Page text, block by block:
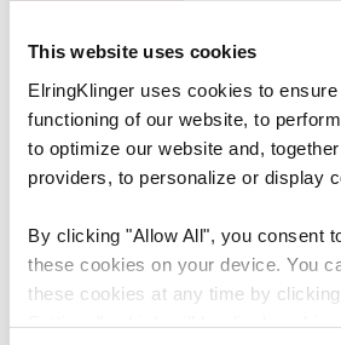
This website uses cookies
ElringKlinger uses cookies to
functioning of our website, to
to optimize our website and,
providers, to personalize or display
By clicking "Allow All" , you consent
these cookies on your device. You
these cookies at any time by
Turquie
Ukraine
[pdf]
Langue: Indépendant de la langue,
Type de média: Fiches de données
Télécharger